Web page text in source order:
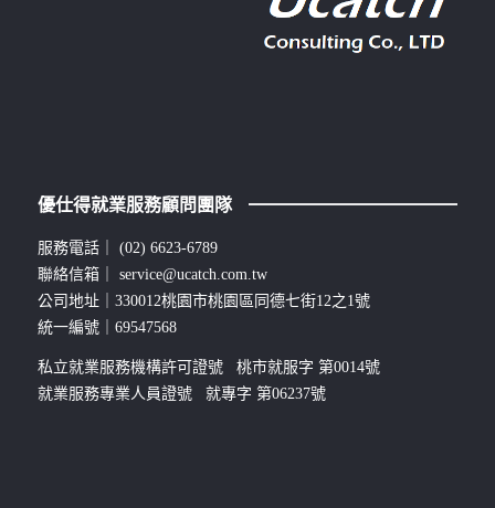
優仕得就業服務顧問團隊
服務電話｜ (02) 6623-6789
聯絡信箱｜ service@ucatch.com.tw
公司地址｜330012桃園市桃園區同德七街12之1號
統一編號｜69547568
私立就業服務機構許可證號 桃市就服字 第0014號
就業服務專業人員證號 就專字 第06237號